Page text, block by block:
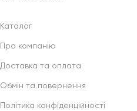
Каталог
Про компанію
Доставка та оплата
Обмін та повернення
Політика конфіденційності